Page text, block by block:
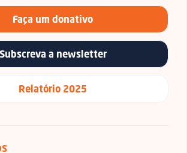
Faça um donativo
Subscreva a newsletter
Relatório 2025